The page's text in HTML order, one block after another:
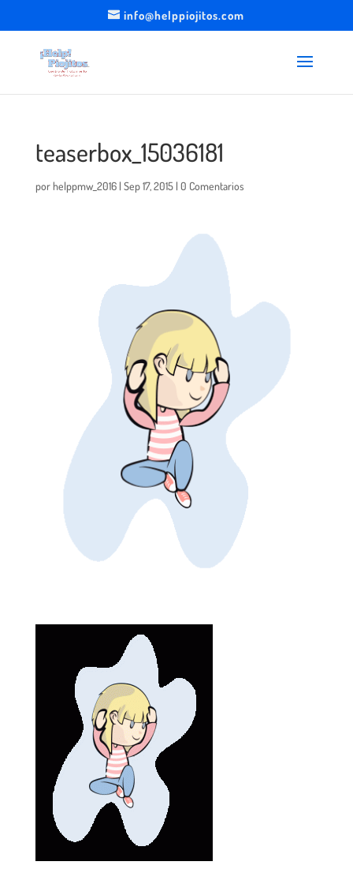
info@helppiojitos.com
teaserbox_15036181
porhelppmw_2016| Sep 17, 2015| 0 Comentarios